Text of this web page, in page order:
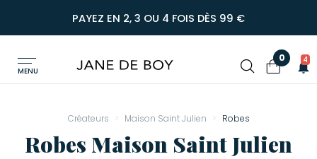
PAYEZ EN 2, 3 OU 4 FOIS DÈS 99 €
MENU
0 4
Créateurs Maison Saint Julien Robes
Robes Maison Saint Julien